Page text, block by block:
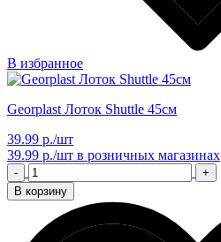
В избранное
Georplast Лоток Shuttle 45см
39.99 р./шт
39.99 р./шт в розничных магазинах
-
+
В корзину